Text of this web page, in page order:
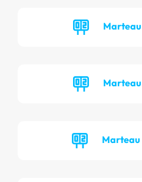
Marteau
Marteau
Marteau